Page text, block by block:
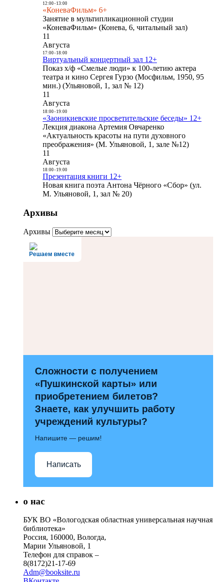
12:00- 13:00
«КоневаФильм» 6+
Занятие в мультипликационной студии
«КоневаФильм» (Конева, 6, читальный зал)
11
Августа
17:00- 18:00
Виртуальный концертный зал 12+
Показ х/ф «Смелые люди» к 100-летию актера
театра и кино Сергея Гурзо (Мосфильм, 1950, 95
мин.) (Ульяновой, 1, зал № 12)
11
Августа
18:00- 19:00
«Заоникиевские просветительские беседы» 12+
Лекция диакона Артемия Овчаренко
«Актуальность красоты на пути духовного
преображения» (М. Ульяновой, 1, зале №12)
11
Августа
18:00- 19:00
Презентация книги 12+
Новая книга поэта Антона Чёрного «Сбор» (ул.
М. Ульяновой, 1, зал № 20)
Архивы
Архивы
Решаем вместе
Сложности с получением
«Пушкинской карты» или
приобретением билетов?
Знаете, как улучшить работу
учреждений культуры?
Напишите — решим!
Написать
о нас
БУК ВО «Вологодская областная универсальная научная
библиотека»
Россия, 160000, Вологда,
Марии Ульяновой, 1
Телефон для справок –
8(8172)21-17-69
Adm@booksite.ru